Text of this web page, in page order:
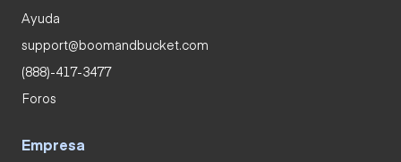
Ayuda
support@boomandbucket.com
(888)-417-3477
Foros
Empresa